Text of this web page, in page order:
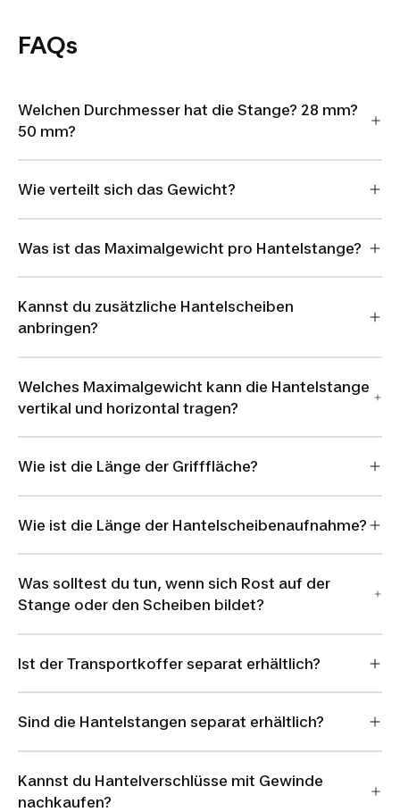
FAQs
Welchen Durchmesser hat die Stange? 28 mm?
50 mm?
Wie verteilt sich das Gewicht?
Was ist das Maximalgewicht pro Hantelstange?
Kannst du zusätzliche Hantelscheiben
anbringen?
Welches Maximalgewicht kann die Hantelstange
vertikal und horizontal tragen?
Wie ist die Länge der Grifffläche?
Wie ist die Länge der Hantelscheibenaufnahme?
Was solltest du tun, wenn sich Rost auf der
Stange oder den Scheiben bildet?
Ist der Transportkoffer separat erhältlich?
Sind die Hantelstangen separat erhältlich?
Kannst du Hantelverschlüsse mit Gewinde
nachkaufen?